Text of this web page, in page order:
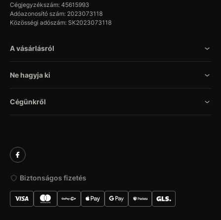
Cégjegyzékszám: 45615993
Adóazonosító szám: 2023073118
Közösségi adószám: SK2023073118
A vásárlásról
Ne hagyja ki
Cégünkről
Biztonságos fizetés